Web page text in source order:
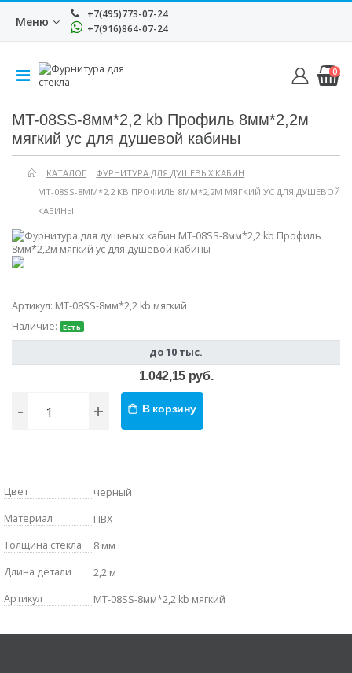
Меню
+7(495)773-07-24
+7(916)864-07-24
0
MT-08SS-8мм*2,2 kb Профиль 8мм*2,2м
мягкий ус для душевой кабины
КАТАЛОГ
ФУРНИТУРА ДЛЯ ДУШЕВЫХ КАБИН
MT-08SS-8ММ*2,2 KB ПРОФИЛЬ 8ММ*2,2М МЯГКИЙ УС ДЛЯ ДУШЕВОЙ
КАБИНЫ
Артикул: MT-08SS-8мм*2,2 kb мягкий
Наличие:
Есть
до 10 тыс.
1.042,15 руб.
- + В корзину
Цвет
черный
Материал
ПВХ
Толщина стекла
8 мм
Длина детали
2,2 м
Артикул
MT-08SS-8мм*2,2 kb мягкий